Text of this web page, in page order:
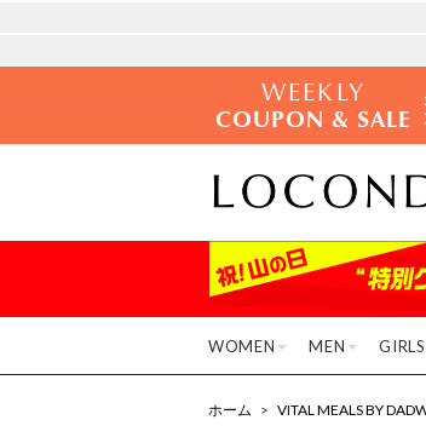
WEEKLY
COUPON & SALE
WOMEN MEN GIRLS
ホーム > VITAL MEALS BY